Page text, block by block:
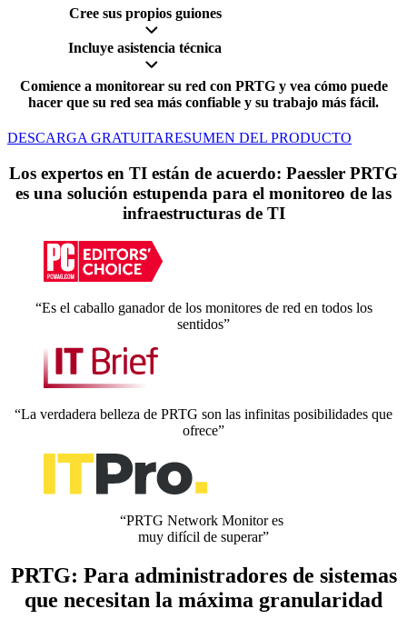
Cree sus propios guiones
Incluye asistencia técnica
Comience a monitorear su red con PRTG y vea cómo puede
hacer que su red sea más confiable y su trabajo más fácil.
DESCARGA GRATUITARESUMEN DEL PRODUCTO
Los expertos en TI están de acuerdo: Paessler PRTG
es una solución estupenda para el monitoreo de las
infraestructuras de TI
“Es el caballo ganador de los monitores de red en todos los
sentidos”
“La verdadera belleza de PRTG son las infinitas posibilidades que
ofrece”
“PRTG Network Monitor es
muy difícil de superar”
PRTG: Para administradores de sistemas
que necesitan la máxima granularidad